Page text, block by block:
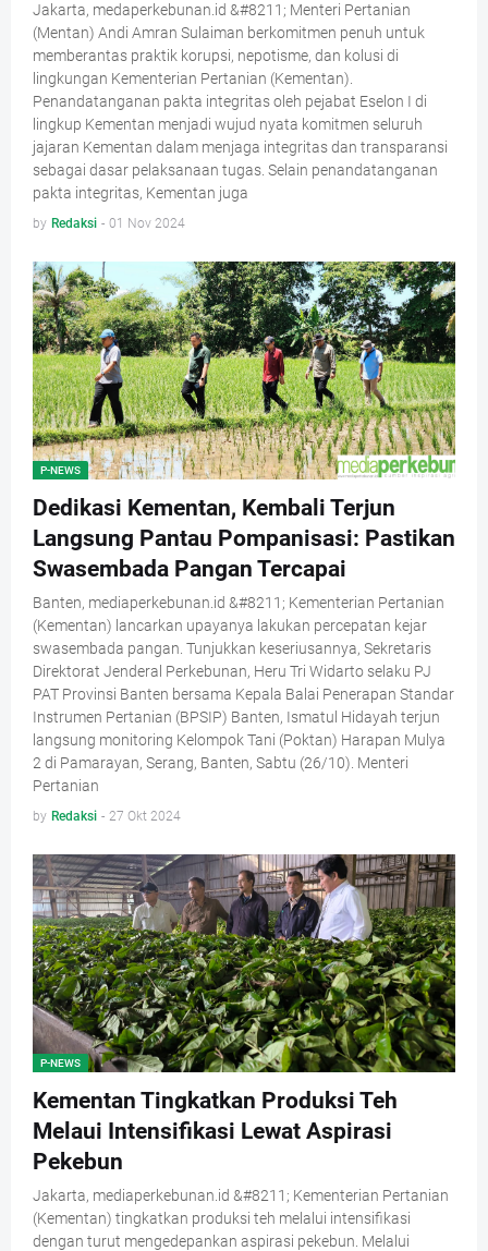
Jakarta, medaperkebunan.id &#8211; Menteri Pertanian
(Mentan) Andi Amran Sulaiman berkomitmen penuh untuk
memberantas praktik korupsi, nepotisme, dan kolusi di
lingkungan Kementerian Pertanian (Kementan).
Penandatanganan pakta integritas oleh pejabat Eselon I di
lingkup Kementan menjadi wujud nyata komitmen seluruh
jajaran Kementan dalam menjaga integritas dan transparansi
sebagai dasar pelaksanaan tugas. Selain penandatanganan
pakta integritas, Kementan juga
by Redaksi - 01 Nov 2024
P-NEWS
Dedikasi Kementan, Kembali Terjun
Langsung Pantau Pompanisasi: Pastikan
Swasembada Pangan Tercapai
Banten, mediaperkebunan.id &#8211; Kementerian Pertanian
(Kementan) lancarkan upayanya lakukan percepatan kejar
swasembada pangan. Tunjukkan keseriusannya, Sekretaris
Direktorat Jenderal Perkebunan, Heru Tri Widarto selaku PJ
PAT Provinsi Banten bersama Kepala Balai Penerapan Standar
Instrumen Pertanian (BPSIP) Banten, Ismatul Hidayah terjun
langsung monitoring Kelompok Tani (Poktan) Harapan Mulya
2 di Pamarayan, Serang, Banten, Sabtu (26/10). Menteri
Pertanian
by Redaksi - 27 Okt 2024
P-NEWS
Kementan Tingkatkan Produksi Teh
Melaui Intensifikasi Lewat Aspirasi
Pekebun
Jakarta, mediaperkebunan.id &#8211; Kementerian Pertanian
(Kementan) tingkatkan produksi teh melalui intensifikasi
dengan turut mengedepankan aspirasi pekebun. Melalui